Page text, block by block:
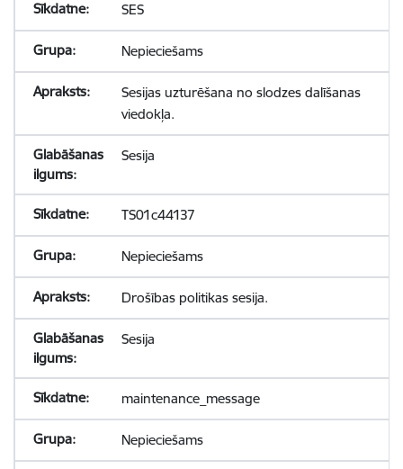
SES
Nepieciešams
Sesijas uzturēšana no slodzes dalīšanas
viedokļa.
Sesija
TS01c44137
Nepieciešams
Drošības politikas sesija.
Sesija
maintenance_message
Nepieciešams